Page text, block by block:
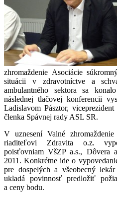
zhromaždenie Asociácie
situácii v zdravotníctve a
ambulantného sektora sa
následnej tlačovej konferencii
Ladislavom Pásztor,
členka Spávnej rady ASL SR.
V uznesení Valné
riaditeľovi Zdravita o.z.
poisťovniam VšZP a.s., Dôvera
2011. Konkrétne ide o
pre dospelých a všeobecný
ukladá povinnosť predložiť
a ceny bodu.